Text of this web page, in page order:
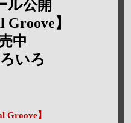
ル公開
Groove】
中
いろ
Groove】